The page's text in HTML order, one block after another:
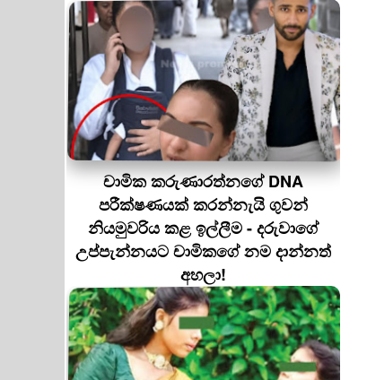
චාමික කරුණාරත්නගේ DNA
පරීක්ෂණයක් කරන්නැයි ගුවන්
නියමුවරිය කළ ඉල්ලීම - දරුවාගේ
උප්පැන්නයට චාමිකගේ නම දාන්නත්
අහලා!